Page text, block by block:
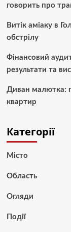
говорить про
Витік аміаку в
обстрілу
Фінансовий
результати та
Диван малютка:
квартир
Категорії
Місто
Область
Огляди
Події